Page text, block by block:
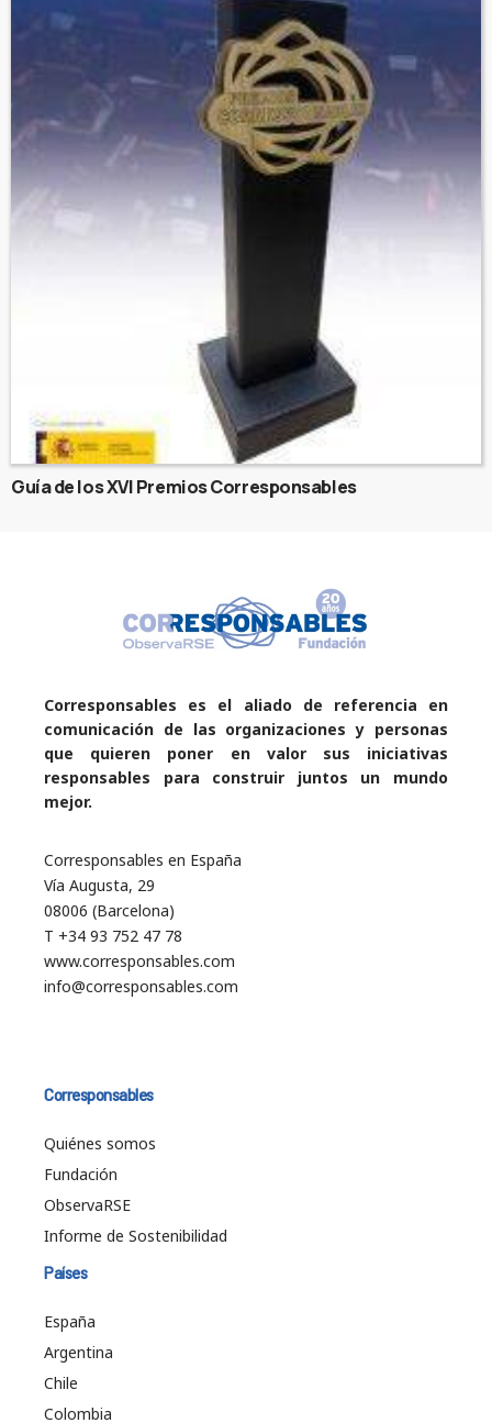
Guía de los XVI Premios Corresponsables
Corresponsables es el aliado de referencia en
comunicación de las organizaciones y personas
que quieren poner en valor sus iniciativas
responsables para construir juntos un mundo
mejor.
Corresponsables en España
Vía Augusta, 29
08006 (Barcelona)
T +34 93 752 47 78
www.corresponsables.com
info@corresponsables.com
Corresponsables
Quiénes somos
Fundación
ObservaRSE
Informe de Sostenibilidad
Países
España
Argentina
Chile
Colombia